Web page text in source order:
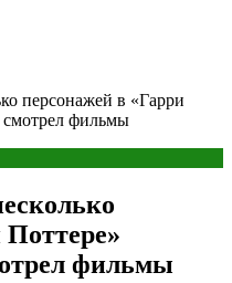
персонажей в «Гарри
смотрел фильмы
фильмы